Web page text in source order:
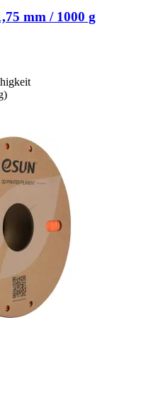
mm / 1000 g